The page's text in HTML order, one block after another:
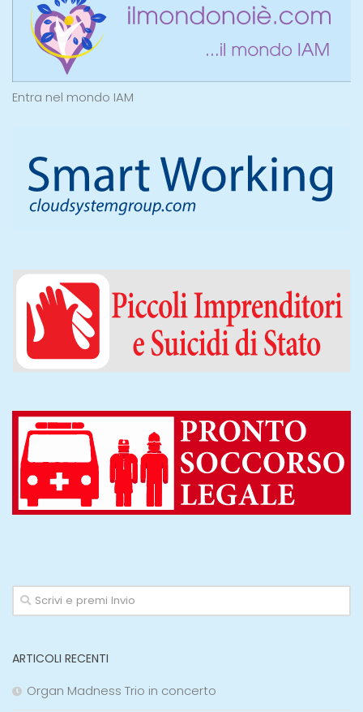
Entra nel mondo IAM
ARTICOLI RECENTI
Organ Madness Trio in concerto